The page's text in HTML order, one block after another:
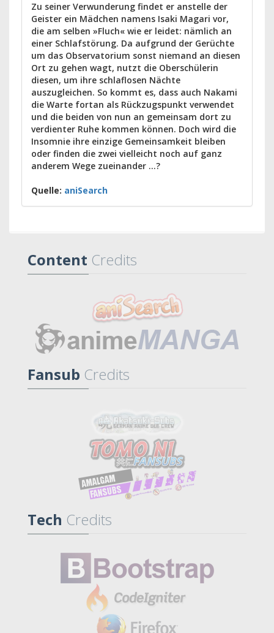
Zu seiner Verwunderung findet er anstelle der
Geister ein Mädchen namens Isaki Magari vor,
die am selben »Fluch« wie er leidet: nämlich an
einer Schlafstörung. Da aufgrund der Gerüchte
um das Observatorium sonst niemand an diesen
Ort zu gehen wagt, nutzt die Oberschülerin
diesen, um ihre schlaflosen Nächte
auszugleichen. So kommt es, dass auch Nakami
die Warte fortan als Rückzugspunkt verwendet
und die beiden von nun an gemeinsam dort zu
verdienter Ruhe kommen können. Doch wird die
Insomnie ihre einzige Gemeinsamkeit bleiben
oder finden die zwei vielleicht noch auf ganz
anderem Wege zueinander ...?
Quelle: aniSearch
Content Credits
Fansub Credits
Tech Credits